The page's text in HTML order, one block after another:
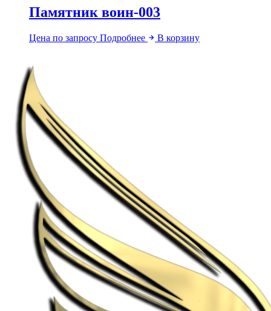
Памятник воин-003
Цена по запросу Подробнее В корзину